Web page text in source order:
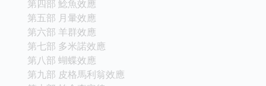
第四部 鯰魚效應
第五部 月暈效應
第六部 羊群效應
第七部 多米諾效應
第八部 蝴蝶效應
第九部 皮格馬利翁效應